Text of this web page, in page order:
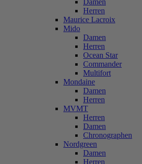
Damen
Herren
Maurice Lacroix
Mido
Damen
Herren
Ocean Star
Commander
Multifort
Mondaine
Damen
Herren
MVMT
Herren
Damen
Chronographen
Nordgreen
Damen
Herren